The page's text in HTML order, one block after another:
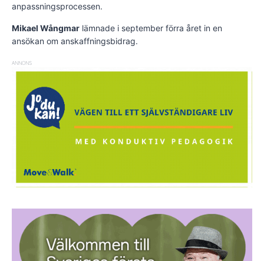
anpassningsprocessen.
Mikael Wångmar lämnade i september förra året in en
ansökan om anskaffningsbidrag.
ANNONS